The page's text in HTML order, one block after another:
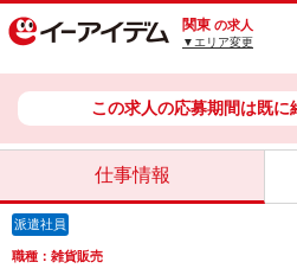
関東 の求人
▼エリア変更
この求人の応募期間は既に
仕事情報
派遣社員
職種：雑貨販売